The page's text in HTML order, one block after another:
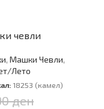
чевли
, Машки Чевли,
Лето
18253 (камел)
ден